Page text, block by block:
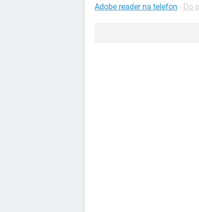
Adobe reader na telefon - Do